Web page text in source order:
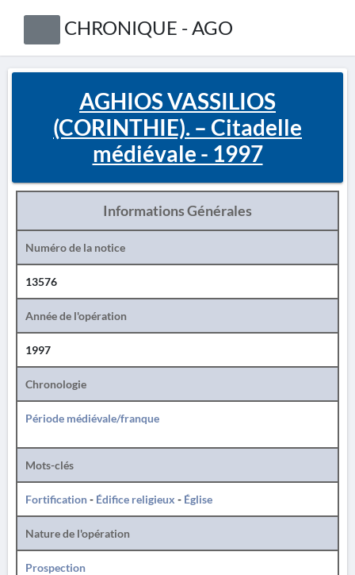
CHRONIQUE - AGO
AGHIOS VASSILIOS
(CORINTHIE). – Citadelle
médiévale - 1997
Informations Générales
Numéro de la notice
13576
Année de l'opération
1997
Chronologie
Période médiévale/franque
Mots-clés
Fortification- Édifice religieux - Église
Nature de l'opération
Prospection